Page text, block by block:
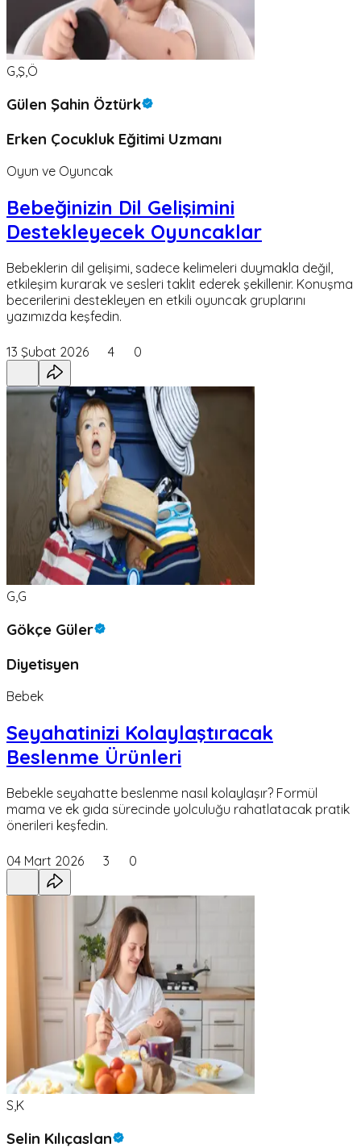
G,Ş,Ö
Gülen Şahin Öztürk
Erken Çocukluk Eğitimi Uzmanı
Oyun ve Oyuncak
Bebeğinizin Dil Gelişimini
Destekleyecek Oyuncaklar
Bebeklerin dil gelişimi, sadece kelimeleri duymakla değil,
etkileşim kurarak ve sesleri taklit ederek şekillenir. Konuşma
becerilerini destekleyen en etkili oyuncak gruplarını
yazımızda keşfedin.
13 Şubat 2026 4 0
G,G
Gökçe Güler
Diyetisyen
Bebek
Seyahatinizi Kolaylaştıracak
Beslenme Ürünleri
Bebekle seyahatte beslenme nasıl kolaylaşır? Formül
mama ve ek gıda sürecinde yolculuğu rahatlatacak pratik
önerileri keşfedin.
04 Mart 2026 3 0
S,K
Selin Kılıçaslan